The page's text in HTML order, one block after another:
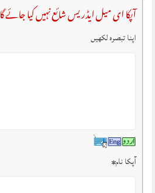
آپکا ای میل ایڈریس شائع نہیں کیا جائے گا
اپنا تبصرہ لکھیں
آپکا نام*